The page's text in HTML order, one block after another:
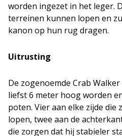
worden ingezet in het leger.
terreinen kunnen lopen en
kanon op hun rug dragen.
Uitrusting
De zogenoemde Crab
liefst 6 meter hoog worden
poten. Vier aan elke zijde die
lopen, twee aan de
die zorgen dat hij stabieler